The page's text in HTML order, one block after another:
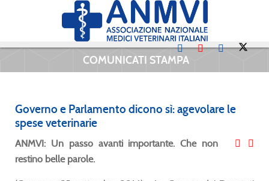
COMUNICATI STAMPA
Governo e Parlamento dicono sì: agevolare le
spese veterinarie
ANMVI: Un passo avanti importante. Che non
restino belle parole.